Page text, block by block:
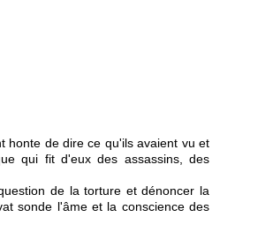
honte de dire ce qu'ils avaient vu et
qui fit d'eux des assassins, des
de la torture et dénoncer la
sonde l'âme et la conscience des